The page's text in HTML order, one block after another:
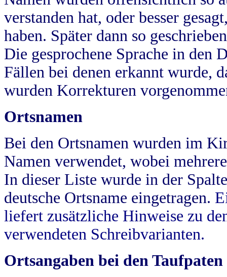
verstanden hat, oder besser
haben. Später dann so
Die gesprochene Sprache in
Fällen bei denen erkannt wurde,
wurden Korrekturen
Ortsnamen
Bei den Ortsnamen wurden im
Namen verwendet, wobei
In dieser Liste wurde in der
deutsche Ortsname eingetragen.
liefert zusätzliche Hinweise zu
verwendeten Schreibvarianten.
Ortsangaben bei den Taufpaten